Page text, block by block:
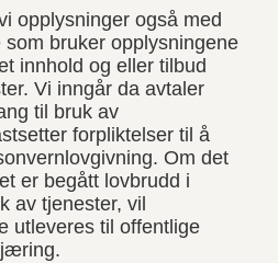
opplysninger også med
bruker opplysningene
innhold og eller tilbud
Vi inngår da avtaler
til bruk av
forpliktelser til å
Om det
er begått lovbrudd i
av tjenester, vil
utleveres til offentlige